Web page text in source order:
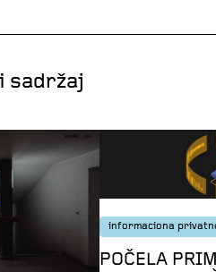
sadržaj
informaciona
POČELA